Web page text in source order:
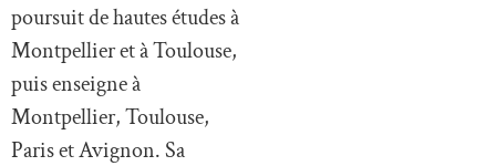
poursuit de hautes études à
Montpellier et à Toulouse,
puis enseigne à
Montpellier, Toulouse,
Paris et Avignon. Sa